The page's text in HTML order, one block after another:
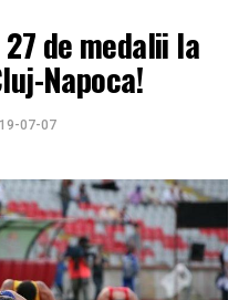
de medalii la
Napoca!
07-07